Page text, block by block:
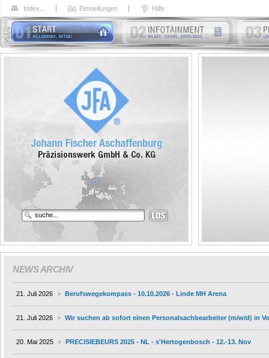
Index... Einstellungen Hilfe
NEWS ARCHIV
21. Juli 2026 Berufswegekompass - 10.10.2026 - Linde MH Arena
21. Juli 2026 Wir suchen ab sofort einen Personalsachbearbeiter (m/w/d) in
20. Mai 2025 PRECISIEBEURS 2025 - NL - s'Hertogenbosch - 12.-13. Nov